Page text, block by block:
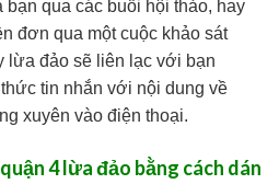
bạn qua các buổi hội thảo, hay
đơn qua một cuộc khảo sát
lừa đảo sẽ liên lạc với bạn
tin nhắn với nội dung về
xuyên vào điện thoại.
4 lừa đảo bằng cách dán